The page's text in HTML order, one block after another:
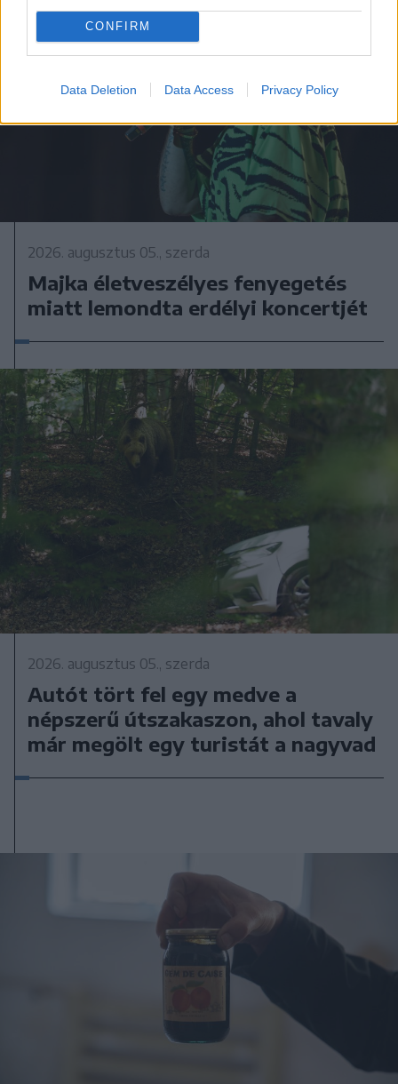
CONFIRM
Data Deletion Data Access Privacy Policy
2026. augusztus 05., szerda
Majka életveszélyes fenyegetés
miatt lemondta erdélyi koncertjét
2026. augusztus 05., szerda
Autót tört fel egy medve a
népszerű útszakaszon, ahol tavaly
már megölt egy turistát a nagyvad